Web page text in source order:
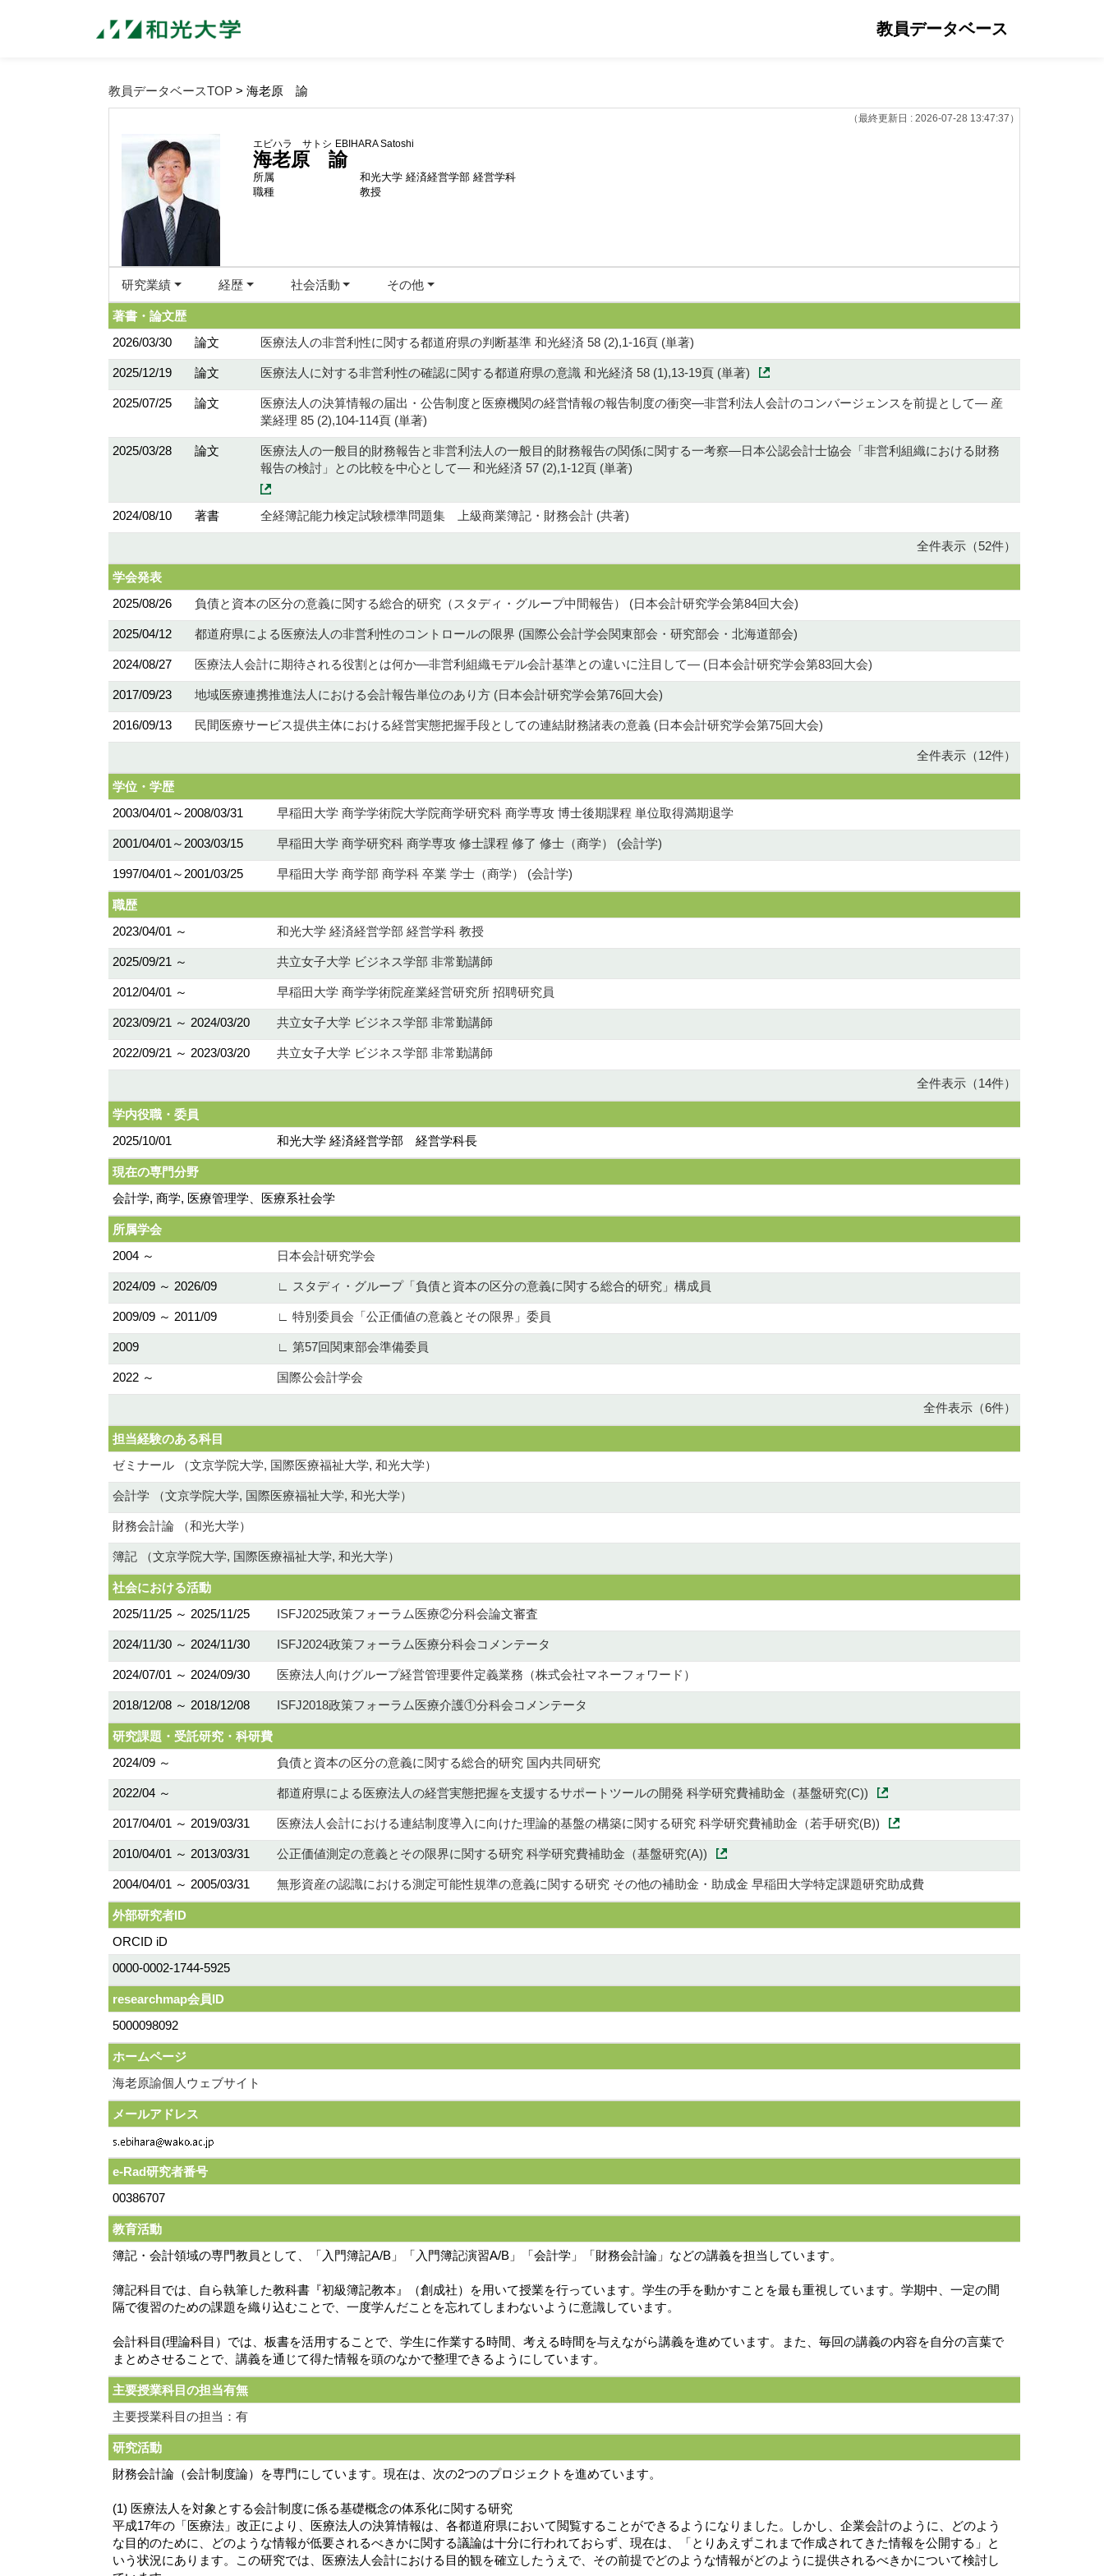
教員データベース
教員データベースTOP > 海老原 諭
（最終更新日 : 2026-07-28 13:47:37）
エビハラ サトシ EBIHARA Satoshi
海老原 諭
所属
和光大学 経済経営学部 経営学科
職種
教授
研究業績 経歴 社会活動 その他
著書・論文歴
2026/03/30
論文 医療法人の非営利性に関する都道府県の判断基準 和光経済 58 (2),1-16頁 (単著)
2025/12/19 論文 医療法人に対する非営利性の確認に関する都道府県の意識 和光経済 58 (1),13-19頁 (単著)
2025/07/25 論文
医療法人の決算情報の届出・公告制度と医療機関の経営情報の報告制度の衝突―非営利法人会計のコンバージェンスを前提として― 産
業経理 85 (2),104-114頁 (単著)
2025/03/28 論文
医療法人の一般目的財務報告と非営利法人の一般目的財務報告の関係に関する一考察―日本公認会計士協会「非営利組織における財務
報告の検討」との比較を中心として― 和光経済 57 (2),1-12頁 (単著)
2024/08/10 著書 全経簿記能力検定試験標準問題集 上級商業簿記・財務会計 (共著)
全件表示（52件）
学会発表
2025/08/26
負債と資本の区分の意義に関する総合的研究（スタディ・グループ中間報告） (日本会計研究学会第84回大会)
2025/04/12 都道府県による医療法人の非営利性のコントロールの限界 (国際公会計学会関東部会・研究部会・北海道部会)
2024/08/27 医療法人会計に期待される役割とは何か―非営利組織モデル会計基準との違いに注目して― (日本会計研究学会第83回大会)
2017/09/23 地域医療連携推進法人における会計報告単位のあり方 (日本会計研究学会第76回大会)
2016/09/13 民間医療サービス提供主体における経営実態把握手段としての連結財務諸表の意義 (日本会計研究学会第75回大会)
全件表示（12件）
学位・学歴
2003/04/01～2008/03/31
早稲田大学 商学学術院大学院商学研究科 商学専攻 博士後期課程 単位取得満期退学
2001/04/01～2003/03/15 早稲田大学 商学研究科 商学専攻 修士課程 修了 修士（商学） (会計学)
1997/04/01～2001/03/25 早稲田大学 商学部 商学科 卒業 学士（商学） (会計学)
職歴
2023/04/01 ～
和光大学 経済経営学部 経営学科 教授
2025/09/21 ～ 共立女子大学 ビジネス学部 非常勤講師
2012/04/01 ～ 早稲田大学 商学学術院産業経営研究所 招聘研究員
2023/09/21 ～ 2024/03/20 共立女子大学 ビジネス学部 非常勤講師
2022/09/21 ～ 2023/03/20 共立女子大学 ビジネス学部 非常勤講師
全件表示（14件）
学内役職・委員
2025/10/01
和光大学 経済経営学部 経営学科長
現在の専門分野
会計学, 商学, 医療管理学、医療系社会学
所属学会
2004 ～
日本会計研究学会
2024/09 ～ 2026/09 ∟ スタディ・グループ「負債と資本の区分の意義に関する総合的研究」構成員
2009/09 ～ 2011/09 ∟ 特別委員会「公正価値の意義とその限界」委員
2009 ∟ 第57回関東部会準備委員
2022 ～ 国際公会計学会
全件表示（6件）
担当経験のある科目
ゼミナール （文京学院大学, 国際医療福祉大学, 和光大学）
会計学 （文京学院大学, 国際医療福祉大学, 和光大学）
財務会計論 （和光大学）
簿記 （文京学院大学, 国際医療福祉大学, 和光大学）
社会における活動
2025/11/25 ～ 2025/11/25
ISFJ2025政策フォーラム医療②分科会論文審査
2024/11/30 ～ 2024/11/30 ISFJ2024政策フォーラム医療分科会コメンテータ
2024/07/01 ～ 2024/09/30 医療法人向けグループ経営管理要件定義業務（株式会社マネーフォワード）
2018/12/08 ～ 2018/12/08 ISFJ2018政策フォーラム医療介護①分科会コメンテータ
研究課題・受託研究・科研費
2024/09 ～
負債と資本の区分の意義に関する総合的研究 国内共同研究
2022/04 ～ 都道府県による医療法人の経営実態把握を支援するサポートツールの開発 科学研究費補助金（基盤研究(C))
2017/04/01 ～ 2019/03/31 医療法人会計における連結制度導入に向けた理論的基盤の構築に関する研究 科学研究費補助金（若手研究(B))
2010/04/01 ～ 2013/03/31 公正価値測定の意義とその限界に関する研究 科学研究費補助金（基盤研究(A))
2004/04/01 ～ 2005/03/31 無形資産の認識における測定可能性規準の意義に関する研究 その他の補助金・助成金 早稲田大学特定課題研究助成費
外部研究者ID
ORCID iD
0000-0002-1744-5925
researchmap会員ID
5000098092
ホームページ
海老原諭個人ウェブサイト
メールアドレス
e-Rad研究者番号
00386707
教育活動
簿記・会計領域の専門教員として、「入門簿記A/B」「入門簿記演習A/B」「会計学」「財務会計論」などの講義を担当しています。
簿記科目では、自ら執筆した教科書『初級簿記教本』（創成社）を用いて授業を行っています。学生の手を動かすことを最も重視しています。学期中、一定の間
隔で復習のための課題を織り込むことで、一度学んだことを忘れてしまわないように意識しています。
会計科目(理論科目）では、板書を活用することで、学生に作業する時間、考える時間を与えながら講義を進めています。また、毎回の講義の内容を自分の言葉で
まとめさせることで、講義を通じて得た情報を頭のなかで整理できるようにしています。
主要授業科目の担当有無
主要授業科目の担当：有
研究活動
財務会計論（会計制度論）を専門にしています。現在は、次の2つのプロジェクトを進めています。
(1) 医療法人を対象とする会計制度に係る基礎概念の体系化に関する研究
平成17年の「医療法」改正により、医療法人の決算情報は、各都道府県において閲覧することができるようになりました。しかし、企業会計のように、どのよう
な目的のために、どのような情報が低要されるべきかに関する議論は十分に行われておらず、現在は、「とりあえずこれまで作成されてきた情報を公開する」と
いう状況にあります。この研究では、医療法人会計における目的観を確立したうえで、その前提でどのような情報がどのように提供されるべきかについて検討し